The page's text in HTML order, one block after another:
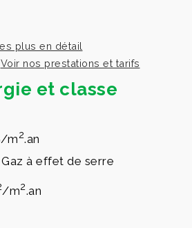
plus en détail
Voir nos prestations et tarifs
et classe
/m2.an
à effet de serre
/m2.an